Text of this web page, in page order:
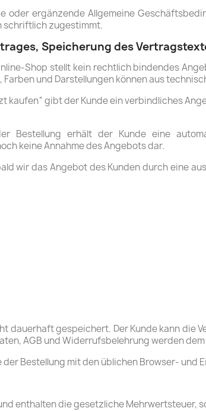
oder ergänzende Allgemeine
schriftlich zugestimmt.
Speicherung des
Shop stellt kein rechtlich bindendes
und Darstellungen können aus
kaufen“ gibt der Kunde ein verbindliches
Bestellung erhält der Kunde eine
keine Annahme des Angebots dar.
wir das Angebot des Kunden durch eine
dauerhaft gespeichert. Der Kunde kann die
AGB und Widerrufsbelehrung werden
der Bestellung mit den üblichen Browser-
enthalten die gesetzliche Mehrwertsteuer,